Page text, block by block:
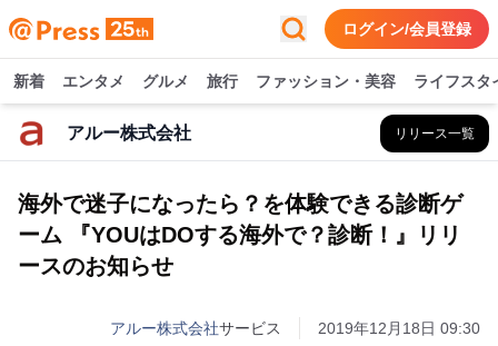
ログイン/会員登録
新着 エンタメ グルメ 旅行 ファッション・美容 ライフスタ
アルー株式会社 リリース一覧
海外で迷子になったら？を体験できる診断ゲ
ーム 『YOUはDOする海外で？診断！』リリ
ースのお知らせ
アルー株式会社サービス 2019年12月18日 09:30